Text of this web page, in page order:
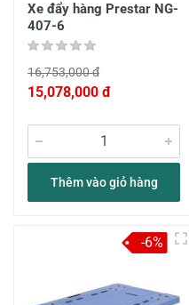
Xe đẩy hàng Prestar NG-
407-6
16,753,000 đ
15,078,000 đ
Thêm vào giỏ hàng
-6%